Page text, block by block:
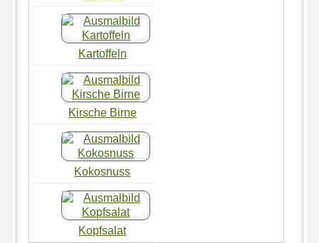
Kartoffeln
Kirsche Birne
Kokosnuss
Kopfsalat